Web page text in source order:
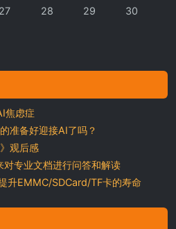
27 28 29
30
焦虑症
准备好迎接AI了吗？
观后感
专业文档进行问答和解读
升EMMC/SDCard/TF卡的寿命